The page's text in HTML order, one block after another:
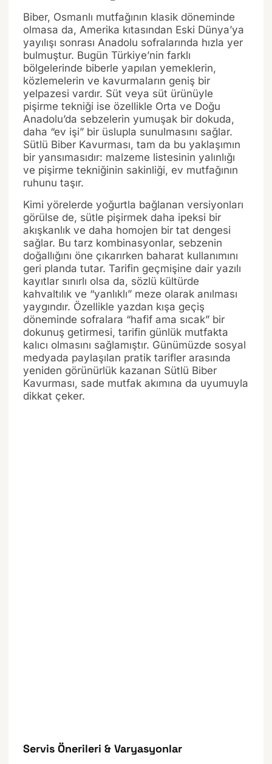
Biber, Osmanlı mutfağının klasik döneminde
olmasa da, Amerika kıtasından Eski Dünya’ya
yayılışı sonrası Anadolu sofralarında hızla yer
bulmuştur. Bugün Türkiye’nin farklı
bölgelerinde biberle yapılan yemeklerin,
közlemelerin ve kavurmaların geniş bir
yelpazesi vardır. Süt veya süt ürünüyle
pişirme tekniği ise özellikle Orta ve Doğu
Anadolu’da sebzelerin yumuşak bir dokuda,
daha “ev işi” bir üslupla sunulmasını sağlar.
Sütlü Biber Kavurması, tam da bu yaklaşımın
bir yansımasıdır: malzeme listesinin yalınlığı
ve pişirme tekniğinin sakinliği, ev mutfağının
ruhunu taşır.
Kimi yörelerde yoğurtla bağlanan versiyonları
görülse de, sütle pişirmek daha ipeksi bir
akışkanlık ve daha homojen bir tat dengesi
sağlar. Bu tarz kombinasyonlar, sebzenin
doğallığını öne çıkarırken baharat kullanımını
geri planda tutar. Tarifin geçmişine dair yazılı
kayıtlar sınırlı olsa da, sözlü kültürde
kahvaltılık ve “yanlıklı” meze olarak anılması
yaygındır. Özellikle yazdan kışa geçiş
döneminde sofralara “hafif ama sıcak” bir
dokunuş getirmesi, tarifin günlük mutfakta
kalıcı olmasını sağlamıştır. Günümüzde sosyal
medyada paylaşılan pratik tarifler arasında
yeniden görünürlük kazanan Sütlü Biber
Kavurması, sade mutfak akımına da uyumuyla
dikkat çeker.
Servis Önerileri & Varyasyonlar